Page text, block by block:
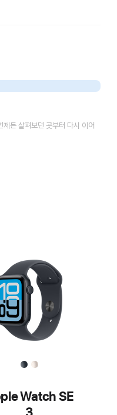
든 살펴보던 곳부터 다시 이어
Watch SE